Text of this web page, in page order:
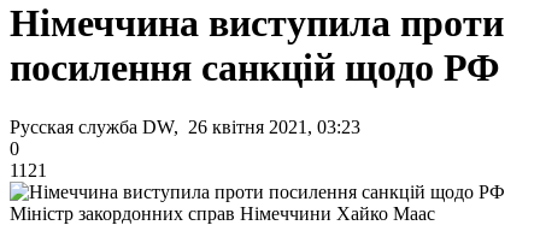
Німеччина виступила проти
посилення санкцій щодо РФ
Русская служба DW, 26 квітня 2021, 03:23
0
1121
Міністр закордонних справ Німеччини Хайко Маас